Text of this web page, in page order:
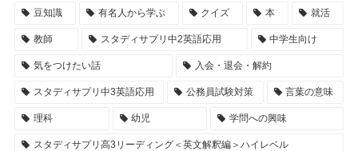
豆知識 有名人から学ぶ クイズ 本 就活
教師 スタディサプリ中2英語応用 中学生向け
気をつけたい話 入会・退会・解約
スタディサプリ中3英語応用 公務員試験対策 言葉の意味
理科 幼児 学問への興味
スタディサプリ高3リーディング＜英文解釈編＞ハイレベル